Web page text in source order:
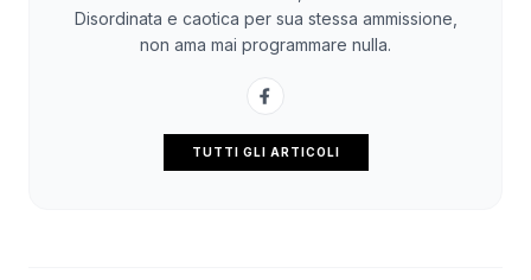
Disordinata e caotica per sua stessa ammissione,
non ama mai programmare nulla.
TUTTI GLI ARTICOLI